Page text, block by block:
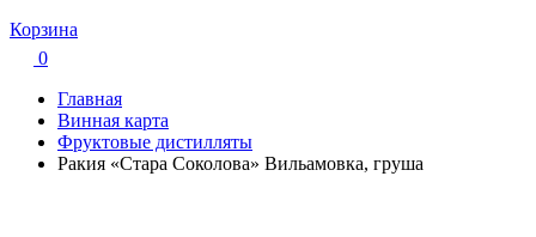
Корзина
0
Главная
Винная карта
Фруктовые дистилляты
Ракия «Стара Соколова» Вильамовка, груша